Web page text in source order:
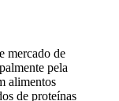
mercado de
pela
alimentos
​​de proteínas